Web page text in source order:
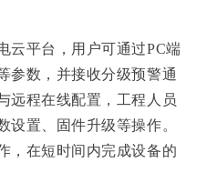
云平台，用户可通过PC端
参数，并接收分级预警通
远程在线配置，工程人员
设置、固件升级等操作。
，在短时间内完成设备的